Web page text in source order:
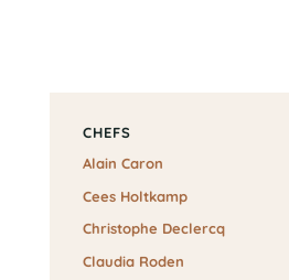
CHEFS
Alain Caron
Cees Holtkamp
Christophe Declercq
Claudia Roden